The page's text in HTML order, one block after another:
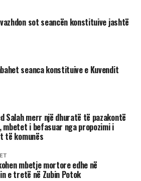
sot seancën konstituive jashtë
seanca konstituive e Kuvendit
Salah merr një dhuratë të pazakontë
mbetet i befasuar nga propozimi i
të komunës
mbetje mortore edhe në
e tretë në Zubin Potok